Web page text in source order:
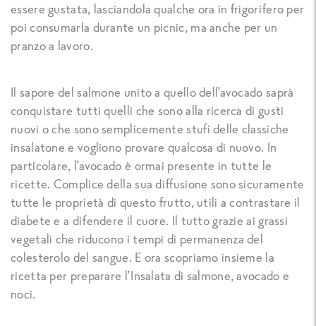
essere gustata, lasciandola qualche ora in frigorifero per
poi consumarla durante un picnic, ma anche per un
pranzo a lavoro.
Il sapore del salmone unito a quello dell’avocado saprà
conquistare tutti quelli che sono alla ricerca di gusti
nuovi o che sono semplicemente stufi delle classiche
insalatone e vogliono provare qualcosa di nuovo. In
particolare, l’avocado è ormai presente in tutte le
ricette. Complice della sua diffusione sono sicuramente
tutte le proprietà di questo frutto, utili a contrastare il
diabete e a difendere il cuore. Il tutto grazie ai grassi
vegetali che riducono i tempi di permanenza del
colesterolo del sangue. E ora scopriamo insieme la
ricetta per preparare l’Insalata di salmone, avocado e
noci.